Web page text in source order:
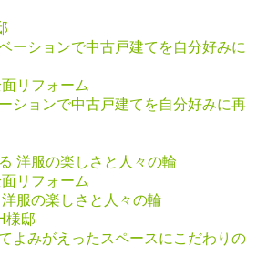
リフォーム
ションで中古戸建てを自分好みに再
リフォーム
服の楽しさと人々の輪
様邸